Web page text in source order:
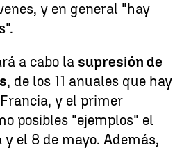
y en general "hay
a cabo la supresión de
, de los 11 anuales que hay
y el primer
posibles "ejemplos" el
y el 8 de mayo. Además,